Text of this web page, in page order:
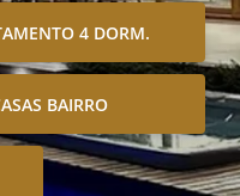
4 DORM.
BAIRRO